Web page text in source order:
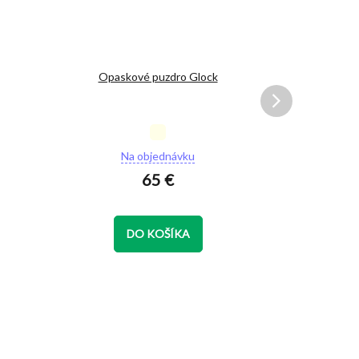
Opaskové puzdro Glock
hodnotenie
je
z
5
Na objednávku
65 €
DO KOŠÍKA